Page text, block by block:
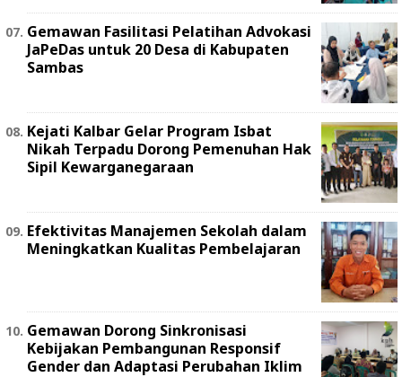
Gemawan Fasilitasi Pelatihan Advokasi
JaPeDas untuk 20 Desa di Kabupaten
Sambas
Kejati Kalbar Gelar Program Isbat
Nikah Terpadu Dorong Pemenuhan Hak
Sipil Kewarganegaraan
Efektivitas Manajemen Sekolah dalam
Meningkatkan Kualitas Pembelajaran
Gemawan Dorong Sinkronisasi
Kebijakan Pembangunan Responsif
Gender dan Adaptasi Perubahan Iklim